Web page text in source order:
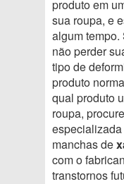
produto em
sua roupa, e
algum
não perder
tipo de
produto
qual produto
roupa,
manchas de
com o
transtornos